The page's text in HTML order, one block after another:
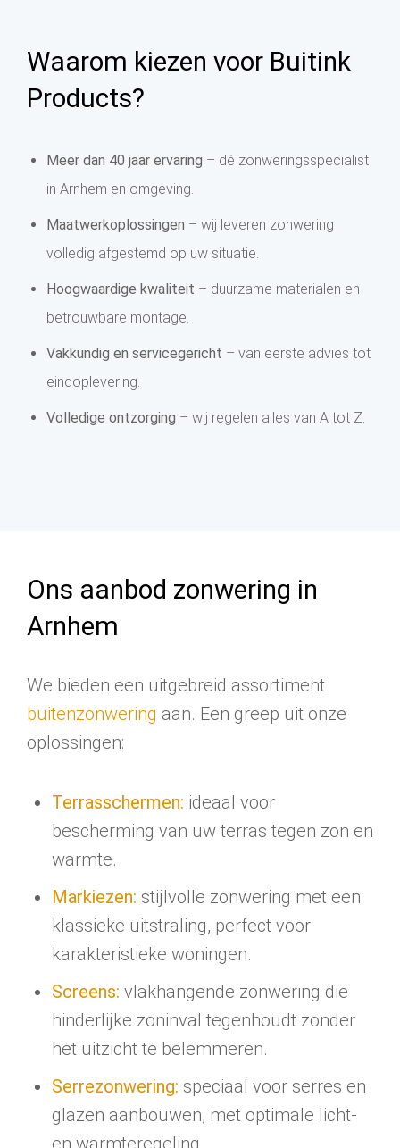
Waarom kiezen voor Buitink
Products?
Meer dan 40 jaar ervaring – dé zonweringsspecialist
in Arnhem en omgeving.
Maatwerkoplossingen – wij leveren zonwering
volledig afgestemd op uw situatie.
Hoogwaardige kwaliteit – duurzame materialen en
betrouwbare montage.
Vakkundig en servicegericht – van eerste advies tot
eindoplevering.
Volledige ontzorging – wij regelen alles van A tot Z.
Ons aanbod zonwering in
Arnhem
We bieden een uitgebreid assortiment
buitenzonwering aan. Een greep uit onze
oplossingen:
Terrasschermen: ideaal voor
bescherming van uw terras tegen zon en
warmte.
Markiezen: stijlvolle zonwering met een
klassieke uitstraling, perfect voor
karakteristieke woningen.
Screens: vlakhangende zonwering die
hinderlijke zoninval tegenhoudt zonder
het uitzicht te belemmeren.
Serrezonwering: speciaal voor serres en
glazen aanbouwen, met optimale licht-
en warmteregeling.